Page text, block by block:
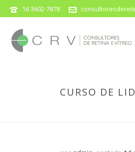
16 3602-7878
CURSO DE